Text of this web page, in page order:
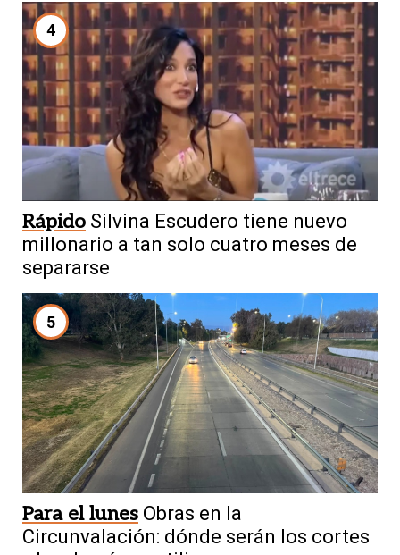
4
Rápido Silvina Escudero tiene nuevo
millonario a tan solo cuatro meses de
separarse
5
Para el lunes Obras en la
Circunvalación: dónde serán los cortes